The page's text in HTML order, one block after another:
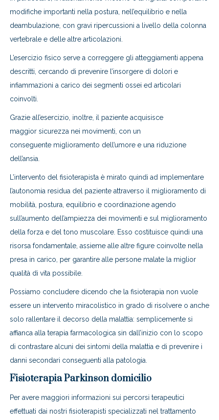
modifiche importanti nella postura, nell’equilibrio e nella
deambulazione, con gravi ripercussioni a livello della colonna
vertebrale e delle altre articolazioni.
L’esercizio fisico serve a correggere gli atteggiamenti appena
descritti, cercando di prevenire l’insorgere di dolori e
infiammazioni a carico dei segmenti ossei ed articolari
coinvolti.
Grazie all’esercizio, inoltre, il paziente acquisisce
maggior sicurezza nei movimenti, con un
conseguente miglioramento dell’umore e una riduzione
dell’ansia.
L’intervento del fisioterapista è mirato quindi ad implementare
l’autonomia residua del paziente attraverso il miglioramento di
mobilità, postura, equilibrio e coordinazione agendo
sull’aumento dell’ampiezza dei movimenti e sul miglioramento
della forza e del tono muscolare. Esso costituisce quindi una
risorsa fondamentale, assieme alle altre figure coinvolte nella
presa in carico, per garantire alle persone malate la miglior
qualità di vita possibile.
Possiamo concludere dicendo che la fisioterapia non vuole
essere un intervento miracolistico in grado di risolvere o anche
solo rallentare il decorso della malattia: semplicemente si
affianca alla terapia farmacologica sin dall’inizio con lo scopo
di contrastare alcuni dei sintomi della malattia e di prevenire i
danni secondari conseguenti alla patologia.
Fisioterapia Parkinson domicilio
Per avere maggiori informazioni sui percorsi terapeutici
effettuati dai nostri fisioterapisti specializzati nel trattamento